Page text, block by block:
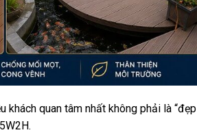
khách quan tâm nhất không phải là “đẹp